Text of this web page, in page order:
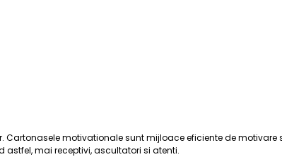
motivationale sunt mijloace eficiente de
mai receptivi, ascultatori si atenti.